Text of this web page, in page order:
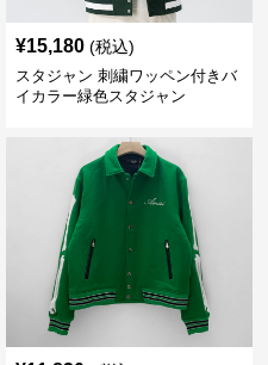
¥15,180 (税込)
スタジャン 刺繍ワッペン付きバ
イカラー緑色スタジャン